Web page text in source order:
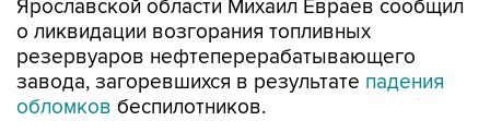
Ярославской области Михаил Евраев сообщил
о ликвидации возгорания топливных
резервуаров нефтеперерабатывающего
завода, загоревшихся в результате падения
обломков беспилотников.